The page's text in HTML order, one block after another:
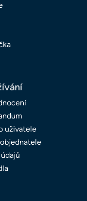
uživatele